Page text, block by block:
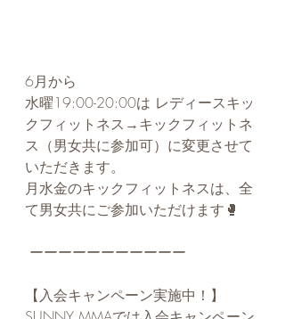
6月から
水曜19:00-20:00は レディースキッ
クフィットネス→キックフィットネ
ス（男女共に参加可）に変更させて
いただきます。
月水金のキックフィットネスは、全
て男女共にご参加いただけます🥊 ⁡
ーーーーーーーーーーー ⁡
【入会キャンペーン実施中！】 ⁡